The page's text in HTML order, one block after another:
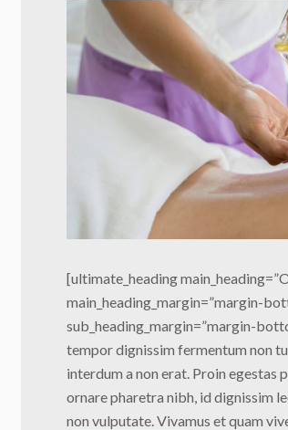
[ultimate_heading
main_heading_margin=”margin-
sub_heading_margin=”margin-
tempor dignissim fermentum non
interdum a non erat. Proin egestas
ornare pharetra nibh, id dignissim
non vulputate. Vivamus et quam